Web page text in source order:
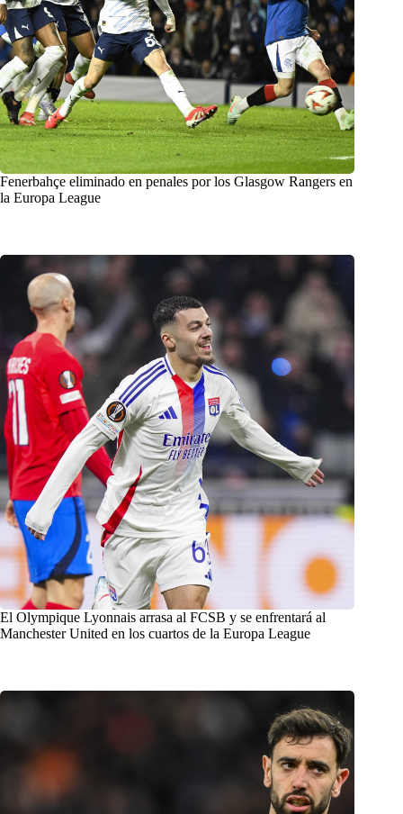
Fenerbahçe eliminado en penales por los Glasgow Rangers en
la Europa League
El Olympique Lyonnais arrasa al FCSB y se enfrentará al
Manchester United en los cuartos de la Europa League